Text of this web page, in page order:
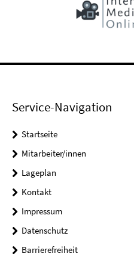
Service-Navigation
Startseite
Mitarbeiter/innen
Lageplan
Kontakt
Impressum
Datenschutz
Barrierefreiheit